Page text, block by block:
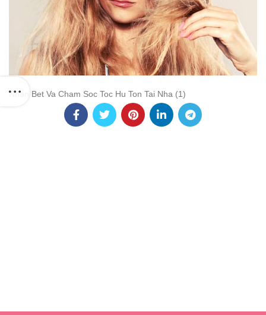
Nhan Bet Va Cham Soc Toc Hu Ton Tai Nha (1)